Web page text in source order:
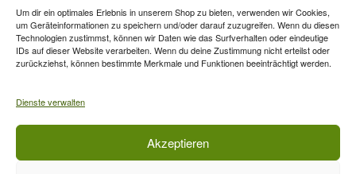
Um dir ein optimales Erlebnis in unserem Shop zu bieten, verwenden wir Cookies,
um Geräteinformationen zu speichern und/oder darauf zuzugreifen. Wenn du diesen
Technologien zustimmst, können wir Daten wie das Surfverhalten oder eindeutige
IDs auf dieser Website verarbeiten. Wenn du deine Zustimmung nicht erteilst oder
zurückziehst, können bestimmte Merkmale und Funktionen beeinträchtigt werden.
Dienste verwalten
Akzeptieren
Vertrag widerrufen
Unsere Onlinepreise können günstiger sein.
Affiliate, Partner Rabatt-Codes und Aktionscodes gelten für das gesamte
Sortiment, davon ausgeschlossen sind Gutscheine, Sale-Produkte, Zeck